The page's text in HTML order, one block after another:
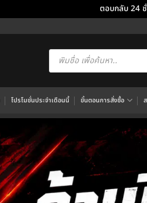
ตอบกลับ 24
Products
search
โปรโมชั่นประจำเดือนนี้ ขั้นตอนการสั่งซื้อ